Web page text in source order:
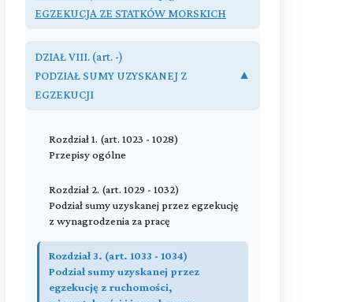
OGRANICZENIA EGZEKUCJI
DZIAŁ VI. (art. 840-843)
POWÓDZTWA PRZECIWEGZEKUCYJNE
Rozdział 4. (art. 952 - 961)
Obwieszczenie o licytacji
Warunki licytacyjne
Licytacja
Rozdział 7. (art. 987 - 997)
Przybicie
Rozdział 8. (art. 998 - 1003)
Przysądzenie własności
EGZEKUCJA ZE STATKÓW MORSKICH
Przeczytaj zawartość działu
DZIAŁ VIII. (art. -)
PODZIAŁ SUMY UZYSKANEJ Z
EGZEKUCJI
▼
Rozdział 1. (art. 1023 - 1028)
Przepisy ogólne
Rozdział 2. (art. 1029 - 1032)
Podział sumy uzyskanej przez egzekucję
z wynagrodzenia za pracę
Rozdział 3. (art. 1033 - 1034)
Podział sumy uzyskanej przez
egzekucję z ruchomości,